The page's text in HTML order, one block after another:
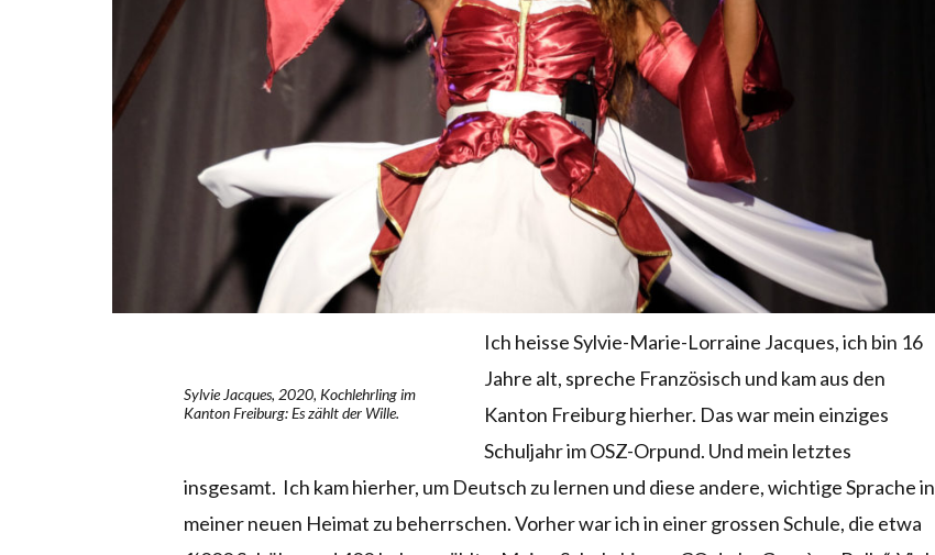
Sylvie Jacques, 2020, Kochlehrling im
Kanton Freiburg: Es zählt der Wille.
Ich heisse Sylvie-Marie-Lorraine Jacques, ich bin 16
Jahre alt, spreche Französisch und kam aus den
Kanton Freiburg hierher. Das war mein einziges
Schuljahr im OSZ-Orpund. Und mein letztes
insgesamt. Ich kam hierher, um Deutsch zu lernen und diese andere, wichtige Sprache in
meiner neuen Heimat zu beherrschen. Vorher war ich in einer grossen Schule, die etwa